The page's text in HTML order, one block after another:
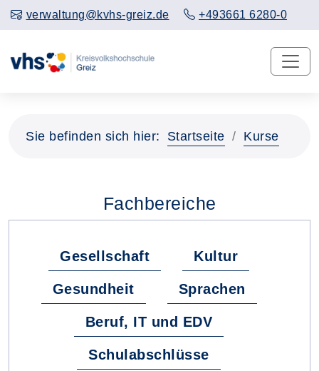
verwaltung@kvhs-greiz.de +493661 6280-0
Sie befinden sich hier: Startseite Kurse
Fachbereiche
Gesellschaft Kultur
Gesundheit Sprachen
Beruf, IT und EDV
Schulabschlüsse